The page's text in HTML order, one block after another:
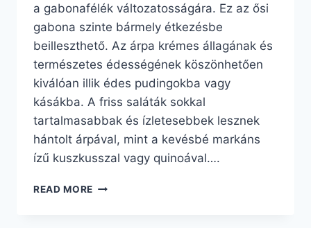
a gabonafélék változatosságára. Ez az ősi
gabona szinte bármely étkezésbe
beilleszthető. Az árpa krémes állagának és
természetes édességének köszönhetően
kiválóan illik édes pudingokba vagy
kásákba. A friss saláták sokkal
tartalmasabbak és ízletesebbek lesznek
hántolt árpával, mint a kevésbé markáns
ízű kuszkusszal vagy quinoával….
READ MORE AZ